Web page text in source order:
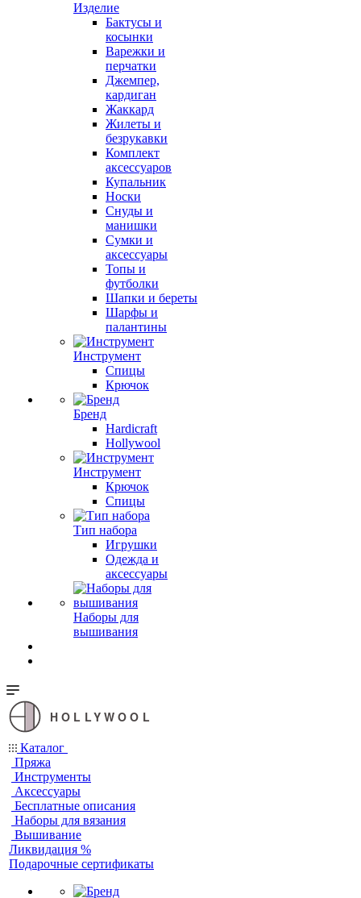
Изделие
Бактусы и
косынки
Варежки и
перчатки
Джемпер,
кардиган
Жаккард
Жилеты и
безрукавки
Комплект
аксессуаров
Купальник
Носки
Снуды и
манишки
Сумки и
аксессуары
Топы и
футболки
Шапки и береты
Шарфы и
палантины
Инструмент
Спицы
Крючок
Бренд
Hardicraft
Hollywool
Инструмент
Крючок
Спицы
Тип набора
Игрушки
Одежда и
аксессуары
Наборы для
вышивания
HOLLYWOOL
Каталог
Пряжа
Инструменты
Аксессуары
Бесплатные описания
Наборы для вязания
Вышивание
Ликвидация %
Подарочные сертификаты